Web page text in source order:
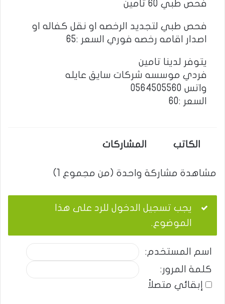
فحص طبي 60 تامين
فحص طبي لتجديد الرخصه او نقل كفاله او
اصدار اقامه رخصه فوري السعر :65
يتوفر لدينا تامين
فردي موسسه شركات سايق عايله
واتس 0564505560
السعر :60
الكاتب المشاركات
مشاهدة مشاركة واحدة (من مجموع 1)
يجب تسجيل الدخول للرد على هذا
الموضوع.
اسم المستخدم:
كلمة المرور:
إبقائي متصلاً